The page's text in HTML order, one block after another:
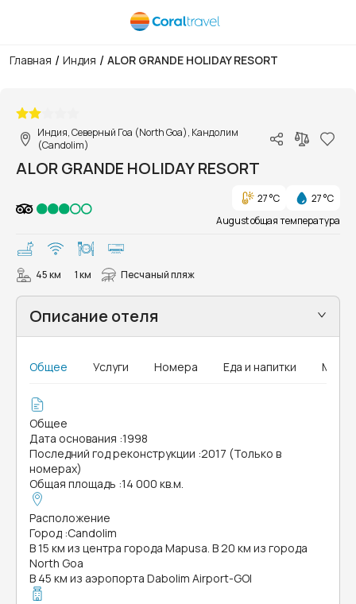
Главная / Индия / ALOR GRANDE HOLIDAY RESORT
Индия, Северный Гоа (North Goa), Кандолим
(Candolim)
ALOR GRANDE HOLIDAY RESORT
27 °C
27 °C
August общая температура
45 км 1 км Песчаный пляж
Описание отеля
Общее Услуги Номера Еда и напитки MICE
Общее
Дата основания :1998
Последний год реконструкции :2017 (Только в
номерах)
Общая площадь :14 000 кв.м.
Расположение
Город :Candolim
В 15 км из центра города Mapusa. В 20 км из города
North Goa
В 45 км из аэропорта Dabolim Airport-GOI